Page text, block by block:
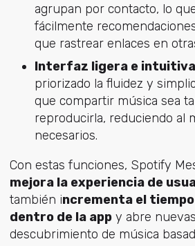
agrupan por contacto, lo
fácilmente
que rastrear enlaces en
Interfaz ligera e intuitiva
priorizado la fluidez y
que compartir música sea
reproducirla, reduciendo al
necesarios.
Con estas funciones, Spotify
mejora la experiencia de
también incrementa el
dentro de la appy abre
descubrimiento de música